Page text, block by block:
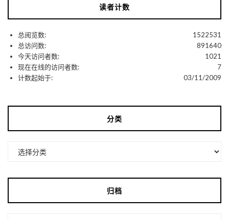
读者计数
1522531
总阅览数:
891640
总访问数:
1021
今天访问者数:
7
现在在线的访问者数:
03/11/2009
计数起始于:
分类
归档